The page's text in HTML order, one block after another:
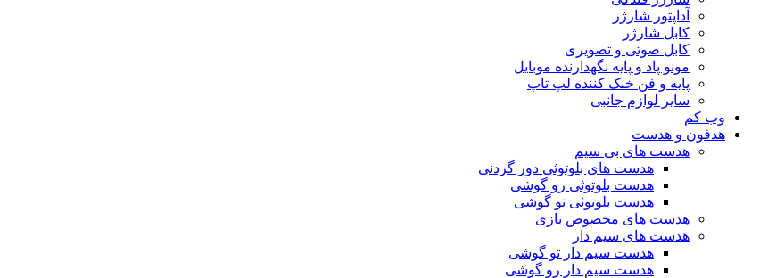
آداپتور شارژر
کابل شارژر
کابل صوتی و تصویری
مونو پاد و پایه نگهدارنده موبایل
پایه و فن خنک کننده لپ تاپ
سایر لوازم جانبی
وب کم
هدفون و هدست
هدست های بی سیم
هدست های بلوتوثی دور گردنی
هدست بلوتوثی رو گوشی
هدست بلوتوثی تو گوشی
هدست های مخصوص بازی
هدست های سیم دار
هدست سیم دار تو گوشی
هدست سیم دار رو گوشی